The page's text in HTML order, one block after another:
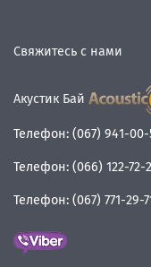
Свяжитесь с нами
Акустик Бай
Телефон: (067) 941-
Телефон: (066) 122-72-
Телефон: (067) 771-29-